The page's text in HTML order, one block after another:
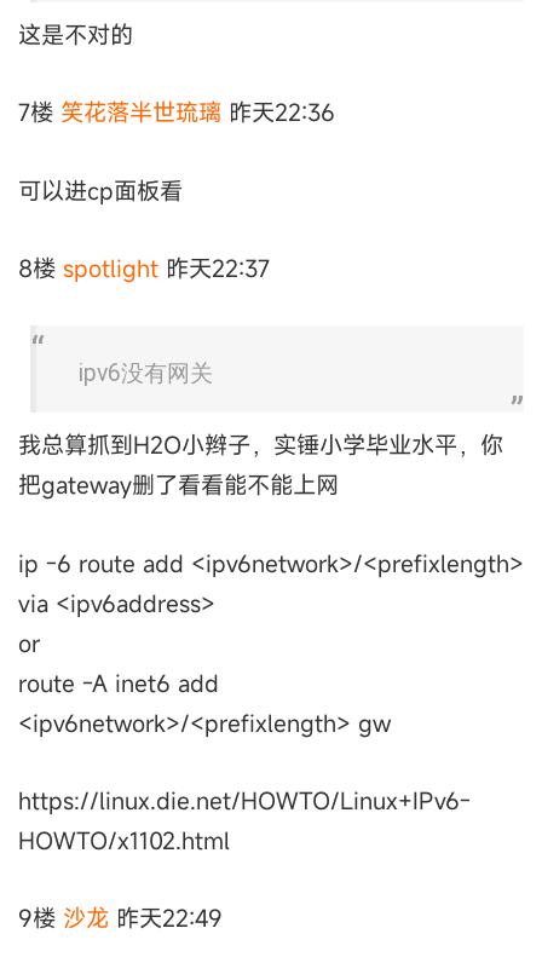
这是不对的
7楼 笑花落半世琉璃 昨天22:36
可以进cp面板看
8楼 spotlight 昨天22:37
ipv6没有网关
我总算抓到H2O小辫子，实锤小学毕业水平，你
把gateway删了看看能不能上网
ip -6 route add <ipv6network>/<prefixlength>
via <ipv6address>
or
route -A inet6 add
<ipv6network>/<prefixlength> gw
https://linux.die.net/HOWTO/Linux+IPv6-
HOWTO/x1102.html
9楼 沙龙 昨天22:49